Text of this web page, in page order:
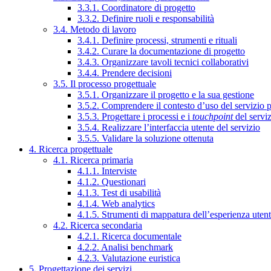
3.3.1. Coordinatore di progetto
3.3.2. Definire ruoli e responsabilità
3.4. Metodo di lavoro
3.4.1. Definire processi, strumenti e rituali
3.4.2. Curare la documentazione di progetto
3.4.3. Organizzare tavoli tecnici collaborativi
3.4.4. Prendere decisioni
3.5. Il processo progettuale
3.5.1. Organizzare il progetto e la sua gestione
3.5.2. Comprendere il contesto d’uso del servizio
3.5.3. Progettare i processi e i touchpointdel
3.5.4. Realizzare l’interfaccia utente del servizio
3.5.5. Validare la soluzione ottenuta
4. Ricerca progettuale
4.1. Ricerca primaria
4.1.1. Interviste
4.1.2. Questionari
4.1.3. Test di usabilità
4.1.4. Web analytics
4.1.5. Strumenti di mappatura dell’esperienza
4.2. Ricerca secondaria
4.2.1. Ricerca documentale
4.2.2. Analisi benchmark
4.2.3. Valutazione euristica
5. Progettazione dei servizi